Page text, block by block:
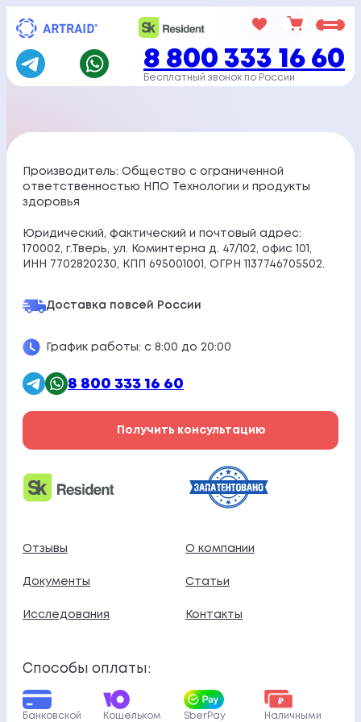
Перейти
содержимому
8 800 333 16 60
Бесплатный звонок по России
Производитель: Общество с ограниченной
ответственностью НПО Технологии и продукты
здоровья
Юридический, фактический и почтовый адрес:
170002, г.Тверь, ул. Коминтерна д. 47/102, офис 101,
ИНН 7702820230, КПП 695001001, ОГРН 1137746705502.
Доставка повсей России
График работы: с 8:00 до 20:00
8 800 333 16 60
Получить консультацию
Отзывы О компании
Документы Статьи
Исследования Контакты
Способы оплаты:
Банковской Кошельком SberPay Наличными